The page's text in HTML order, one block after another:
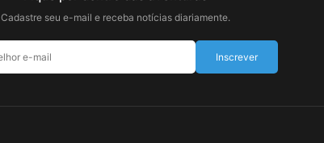
Cadastre seu e-mail e receba notícias diariamente.
Inscrever